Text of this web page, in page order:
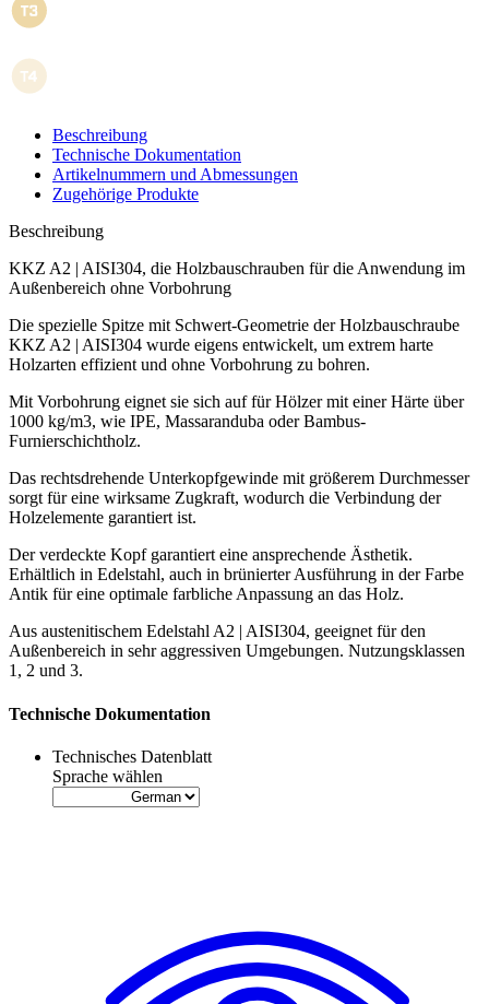
Beschreibung
Technische Dokumentation
Artikelnummern und Abmessungen
Zugehörige Produkte
Beschreibung
KKZ A2 | AISI304, die Holzbauschrauben für die Anwendung im
Außenbereich ohne Vorbohrung
Die spezielle Spitze mit Schwert-Geometrie derHolzbauschraube
KKZ A2 | AISI304 wurde eigens entwickelt, um extrem harte
Holzarten effizientund ohne Vorbohrung zu bohren.
Mit Vorbohrung eignet sie sich auf für Hölzer mit einer Härte über
1000 kg/m3, wie IPE, Massaranduba oder Bambus-
Furnierschichtholz.
Das rechtsdrehende Unterkopfgewinde mit größerem Durchmesser
sorgt für eine wirksame Zugkraft, wodurch die Verbindung der
Holzelemente garantiert ist.
Derverdeckte Kopf garantiert eine ansprechende Ästhetik.
Erhältlich in Edelstahl, auch in brünierter Ausführung in der Farbe
Antik für eine optimale farbliche Anpassung an das Holz.
Aus austenitischem Edelstahl A2 | AISI304, geeignet für den
Außenbereich in sehr aggressiven Umgebungen. Nutzungsklassen
1, 2 und 3.
Technische Dokumentation
Technisches Datenblatt
Sprache wählen